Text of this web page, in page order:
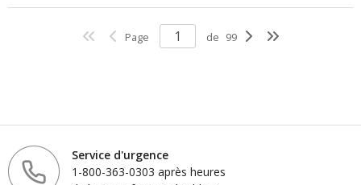
Page de 99
Service d'urgence
1-800-363-0303 après heures